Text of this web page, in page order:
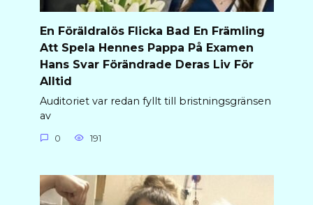
En Föräldralös Flicka Bad En Främling
Att Spela Hennes Pappa På Examen
Hans Svar Förändrade Deras Liv För
Alltid
Auditoriet var redan fyllt till bristningsgränsen
av
0 191